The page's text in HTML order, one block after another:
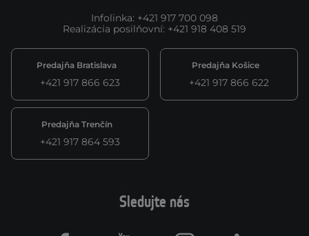
Infolinka: +421 917 700 098
Realizácia posilňovní: +421 918 408 519
Predajňa Bratislava
+421 917 866 623
Predajňa Košice
+421 917 866 622
Predajňa Trenčín
+421 917 864 593
Sledujte nás